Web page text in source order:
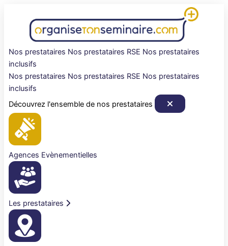
Nos prestataires Nos prestataires RSE Nos prestataires
inclusifs
Nos prestataires Nos prestataires RSE Nos prestataires
inclusifs
Découvrez l'ensemble de nos prestataires
Agences Evènementielles
Les prestataires